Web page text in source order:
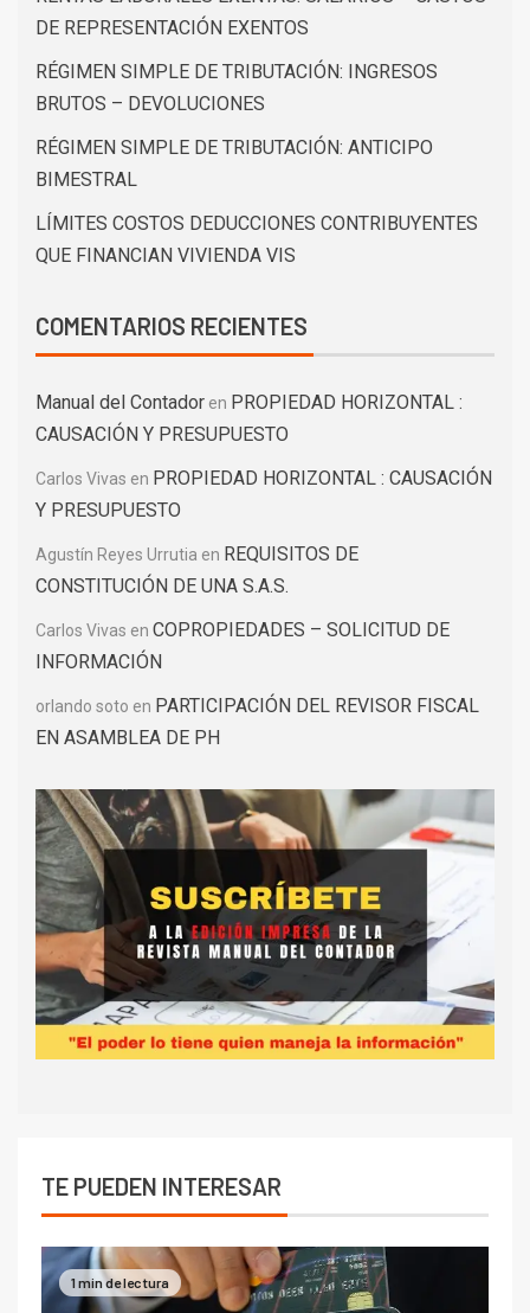
DE REPRESENTACIÓN EXENTOS
RÉGIMEN SIMPLE DE TRIBUTACIÓN: INGRESOS
BRUTOS – DEVOLUCIONES
RÉGIMEN SIMPLE DE TRIBUTACIÓN: ANTICIPO
BIMESTRAL
LÍMITES COSTOS DEDUCCIONES CONTRIBUYENTES
QUE FINANCIAN VIVIENDA VIS
COMENTARIOS RECIENTES
Manual del Contador en PROPIEDAD HORIZONTAL :
CAUSACIÓN Y PRESUPUESTO
Carlos Vivas en PROPIEDAD HORIZONTAL : CAUSACIÓN
Y PRESUPUESTO
Agustín Reyes Urrutia en REQUISITOS DE
CONSTITUCIÓN DE UNA S.A.S.
Carlos Vivas en COPROPIEDADES – SOLICITUD DE
INFORMACIÓN
orlando soto en PARTICIPACIÓN DEL REVISOR FISCAL
EN ASAMBLEA DE PH
TE PUEDEN INTERESAR
1 min de lectura